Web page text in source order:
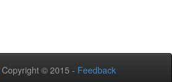
Copyright © 2015 - Feedback